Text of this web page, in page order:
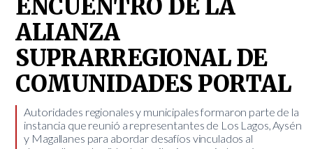
ENCUENTRO DE LA
ALIANZA
SUPRARREGIONAL DE
COMUNIDADES PORTAL
​Autoridades regionales y municipales formaron parte de la
instancia que reunió a representantes de Los Lagos, Aysén
y Magallanes para abordar desafíos vinculados al